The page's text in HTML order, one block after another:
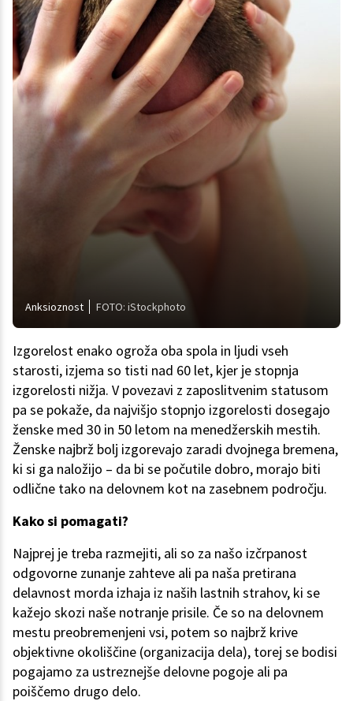
Anksioznost FOTO: iStockphoto
Izgorelost enako ogroža oba spola in ljudi vseh
starosti, izjema so tisti nad 60 let, kjer je stopnja
izgorelosti nižja. V povezavi z zaposlitvenim statusom
pa se pokaže, da najvišjo stopnjo izgorelosti dosegajo
ženske med 30 in 50 letom na menedžerskih mestih.
Ženske najbrž bolj izgorevajo zaradi dvojnega bremena,
ki si ga naložijo – da bi se počutile dobro, morajo biti
odlične tako na delovnem kot na zasebnem področju.
Kako si pomagati?
Najprej je treba razmejiti, ali so za našo izčrpanost
odgovorne zunanje zahteve ali pa naša pretirana
delavnost morda izhaja iz naših lastnih strahov, ki se
kažejo skozi naše notranje prisile. Če so na delovnem
mestu preobremenjeni vsi, potem so najbrž krive
objektivne okoliščine (organizacija dela), torej se bodisi
pogajamo za ustreznejše delovne pogoje ali pa
poiščemo drugo delo.